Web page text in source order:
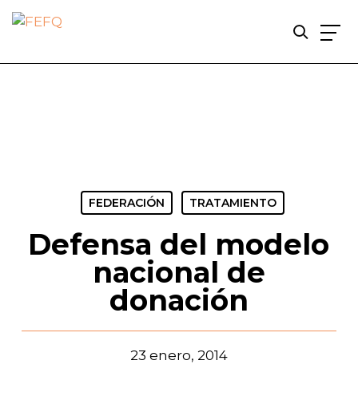
FEDERACIÓN TRATAMIENTO
Defensa del modelo
nacional de
donación
23 enero, 2014